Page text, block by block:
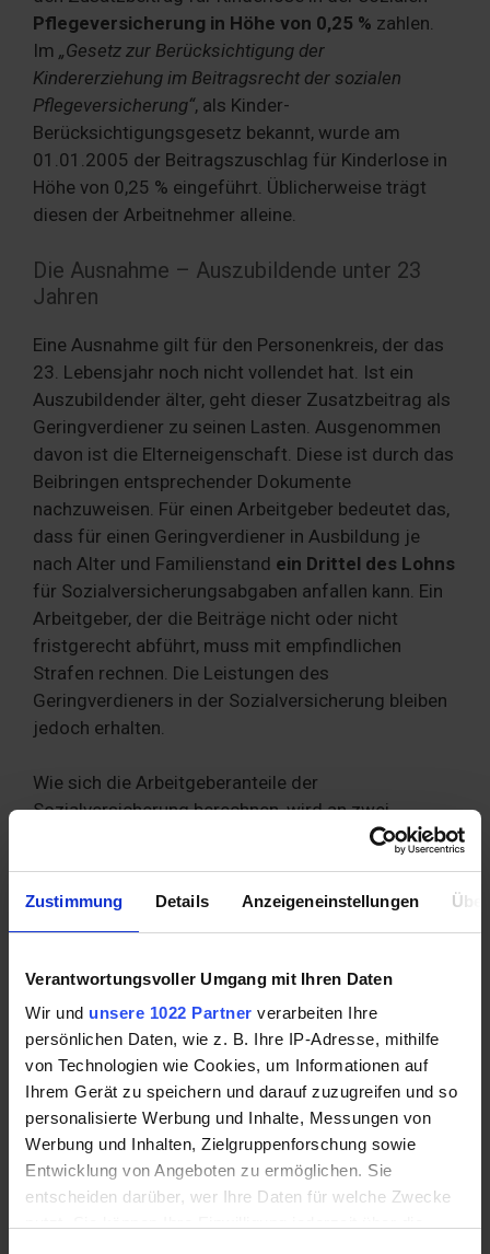
Zustimmung Details Anzeigeneinstellungen
Verantwortungsvoller Umgang mit Ihren Daten
Wir und unsere 1022 Partner verarbeiten Ihre
persönlichen Daten, wie z. B. Ihre IP-Adresse, mithilfe
von Technologien wie Cookies, um Informationen auf
Ihrem Gerät zu speichern und darauf zuzugreifen und so
personalisierte Werbung und Inhalte, Messungen von
Werbung und Inhalten, Zielgruppenforschung sowie
Entwicklung von Angeboten zu ermöglichen. Sie
entscheiden darüber, wer Ihre Daten für welche Zwecke
Pflegeversicherung in Höhe von 0,25 % zahlen.
Im „Gesetz zur Berücksichtigung der
Kindererziehung im Beitragsrecht der sozialen
Pflegeversicherung“, als Kinder-
Berücksichtigungsgesetz bekannt, wurde am
01.01.2005 der Beitragszuschlag für Kinderlose in
Höhe von 0,25 % eingeführt. Üblicherweise trägt
diesen der Arbeitnehmer alleine.
Die Ausnahme – Auszubildende unter 23
Jahren
Eine Ausnahme gilt für den Personenkreis, der das
23. Lebensjahr noch nicht vollendet hat. Ist ein
Auszubildender älter, geht dieser Zusatzbeitrag als
Geringverdiener zu seinen Lasten. Ausgenommen
davon ist die Elterneigenschaft. Diese ist durch das
Beibringen entsprechender Dokumente
nachzuweisen. Für einen Arbeitgeber bedeutet das,
dass für einen Geringverdiener in Ausbildung je
nach Alter und Familienstand ein Drittel des Lohns
für Sozialversicherungsabgaben anfallen kann. Ein
Arbeitgeber, der die Beiträge nicht oder nicht
fristgerecht abführt, muss mit empfindlichen
Strafen rechnen. Die Leistungen des
Geringverdieners in der Sozialversicherung bleiben
jedoch erhalten.
Wie sich die Arbeitgeberanteile der
Sozialversicherung berechnen, wird an zwei
Fallbeispiel 1 – Eine kinderlose
Auszubildende ohne Minijob
womit kein Zusatzbeitrag in der Pflegeversicherung
anfällt. Die Ausbildungsvergütung beträgt 300 Euro
im Monat. Damit fällt die Auszubildende in die
Kategorie der Geringverdiener. Das bedeutet, der
Arbeitgeber muss alle Sozialversicherungsbeiträge
übernehmen und abführen. Die Einzelposten stellen
sich im Jahr 2017 wie folgt dar:
Abgabe des